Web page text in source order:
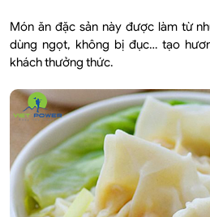
Món ăn đặc sản này được làm từ
dùng ngọt, không bị đục… tạo
khách thưởng thức.